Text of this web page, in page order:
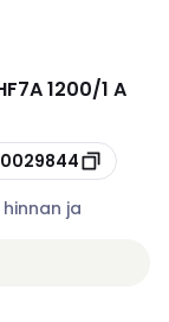
1200/1 A
ja